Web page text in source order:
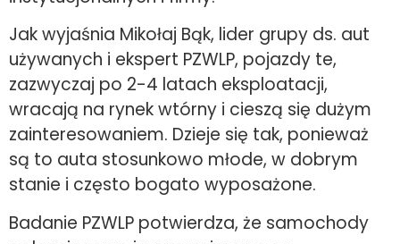
Jak wyjaśnia Mikołaj Bąk, lider grupy ds. aut
używanych i ekspert PZWLP, pojazdy te,
zazwyczaj po 2-4 latach eksploatacji,
wracają na rynek wtórny i cieszą się dużym
zainteresowaniem. Dzieje się tak, ponieważ
są to auta stosunkowo młode, w dobrym
stanie i często bogato wyposażone.
Badanie PZWLP potwierdza, że samochody